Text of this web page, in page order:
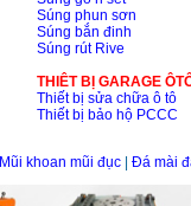
Súng phun sơn
Súng bắn đinh
Súng rút Rive
THIÊT BỊ GARAGE
Thiết bị sửa chữa ô tô
Thiết bị bảo hộ PCCC
Mũi khoan mũi đục Đá mài